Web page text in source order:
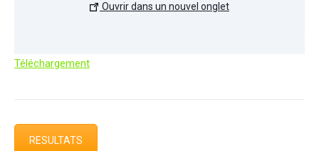
Ouvrir dans un nouvel onglet
Téléchargement
RESULTATS